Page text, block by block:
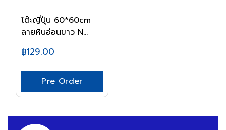
โต๊ะญี่ปุ่น 60*60cm
ลายหินอ่อนขาว N...
฿129.00
Pre Order